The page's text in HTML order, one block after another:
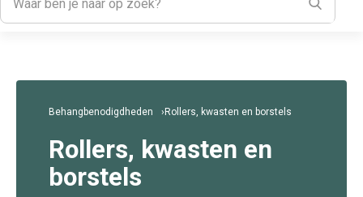
Behangbenodigdheden Rollers, kwasten en borstels
Rollers, kwasten en
borstels